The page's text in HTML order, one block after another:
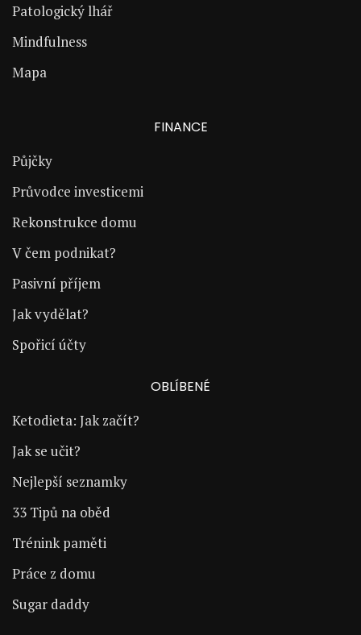
Patologický lhář
Mindfulness
Mapa
FINANCE
Půjčky
Průvodce investicemi
Rekonstrukce domu
V čem podnikat?
Pasivní příjem
Jak vydělat?
Spořicí účty
OBLÍBENÉ
Ketodieta: Jak začít?
Jak se učit?
Nejlepší seznamky
33 Tipů na oběd
Trénink paměti
Práce z domu
Sugar daddy